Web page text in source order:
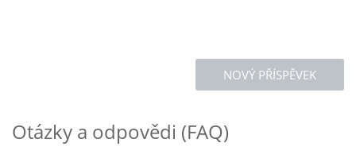
NOVÝ PŘÍSPĚVEK
Otázky a odpovědi (FAQ)